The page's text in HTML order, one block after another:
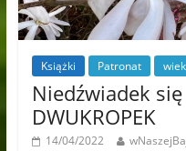
Książki Patronat
Niedźwiadek
DWUKROPEK
14/04/2022